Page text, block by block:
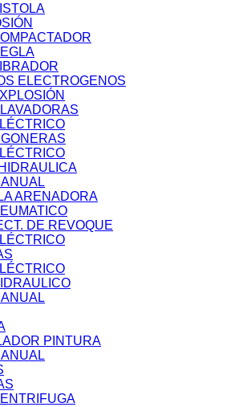
ELECTROGENOS
ARENADORA
DE REVOQUE
PINTURA